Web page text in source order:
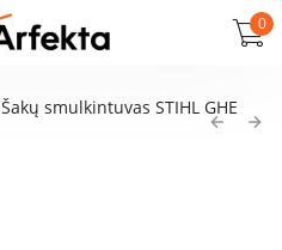
0
Šakų smulkintuvas STIHL GHE